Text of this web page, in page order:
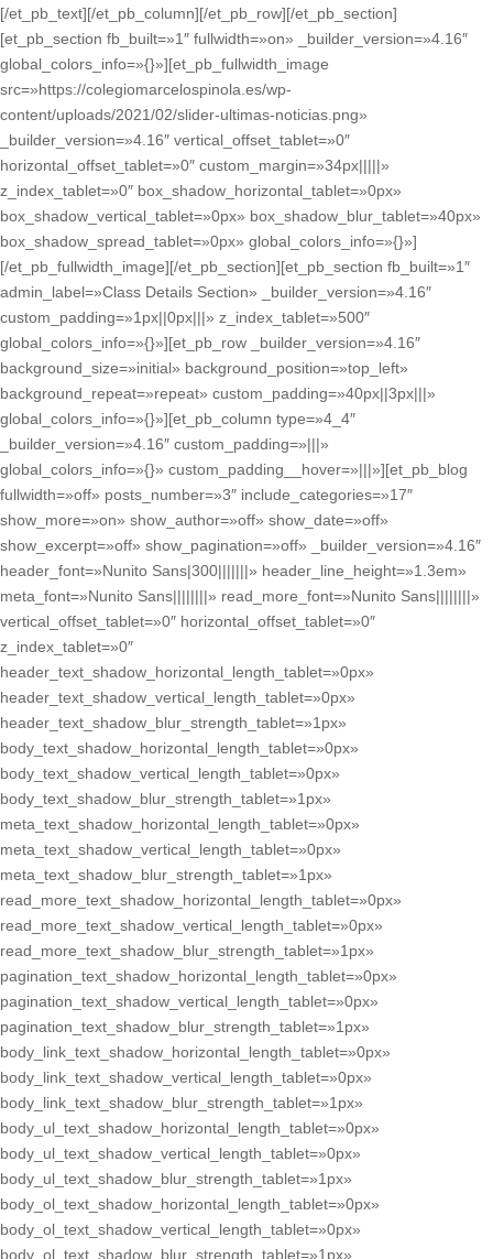
[/et_pb_text][/et_pb_column][/et_pb_row][/et_pb_section]
[et_pb_section fb_built=»1″ fullwidth=»on» _builder_version=»4.16″
global_colors_info=»{}»][et_pb_fullwidth_image
src=»https://colegiomarcelospinola.es/wp-
content/uploads/2021/02/slider-ultimas-noticias.png»
_builder_version=»4.16″ vertical_offset_tablet=»0″
horizontal_offset_tablet=»0″ custom_margin=»34px|||||»
z_index_tablet=»0″ box_shadow_horizontal_tablet=»0px»
box_shadow_vertical_tablet=»0px» box_shadow_blur_tablet=»40px»
box_shadow_spread_tablet=»0px» global_colors_info=»{}»]
[/et_pb_fullwidth_image][/et_pb_section][et_pb_section fb_built=»1″
admin_label=»Class Details Section» _builder_version=»4.16″
custom_padding=»1px||0px|||» z_index_tablet=»500″
global_colors_info=»{}»][et_pb_row _builder_version=»4.16″
background_size=»initial» background_position=»top_left»
background_repeat=»repeat» custom_padding=»40px||3px|||»
global_colors_info=»{}»][et_pb_column type=»4_4″
_builder_version=»4.16″ custom_padding=»|||»
global_colors_info=»{}» custom_padding__hover=»|||»][et_pb_blog
fullwidth=»off» posts_number=»3″ include_categories=»17″
show_more=»on» show_author=»off» show_date=»off»
show_excerpt=»off» show_pagination=»off» _builder_version=»4.16″
header_font=»Nunito Sans|300|||||||» header_line_height=»1.3em»
meta_font=»Nunito Sans||||||||» read_more_font=»Nunito Sans||||||||»
vertical_offset_tablet=»0″ horizontal_offset_tablet=»0″
z_index_tablet=»0″
header_text_shadow_horizontal_length_tablet=»0px»
header_text_shadow_vertical_length_tablet=»0px»
header_text_shadow_blur_strength_tablet=»1px»
body_text_shadow_horizontal_length_tablet=»0px»
body_text_shadow_vertical_length_tablet=»0px»
body_text_shadow_blur_strength_tablet=»1px»
meta_text_shadow_horizontal_length_tablet=»0px»
meta_text_shadow_vertical_length_tablet=»0px»
meta_text_shadow_blur_strength_tablet=»1px»
read_more_text_shadow_horizontal_length_tablet=»0px»
read_more_text_shadow_vertical_length_tablet=»0px»
read_more_text_shadow_blur_strength_tablet=»1px»
pagination_text_shadow_horizontal_length_tablet=»0px»
pagination_text_shadow_vertical_length_tablet=»0px»
pagination_text_shadow_blur_strength_tablet=»1px»
body_link_text_shadow_horizontal_length_tablet=»0px»
body_link_text_shadow_vertical_length_tablet=»0px»
body_link_text_shadow_blur_strength_tablet=»1px»
body_ul_text_shadow_horizontal_length_tablet=»0px»
body_ul_text_shadow_vertical_length_tablet=»0px»
body_ul_text_shadow_blur_strength_tablet=»1px»
body_ol_text_shadow_horizontal_length_tablet=»0px»
body_ol_text_shadow_vertical_length_tablet=»0px»
body_ol_text_shadow_blur_strength_tablet=»1px»